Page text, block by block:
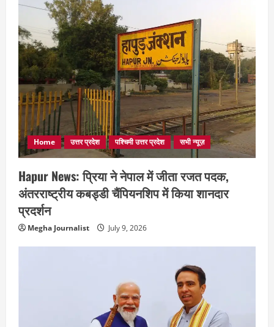
Home उत्तर प्रदेश पश्चिमी उत्तर प्रदेश सभी न्यूज़
Hapur News: प्रिया ने नेपाल में जीता रजत पदक,
अंतरराष्ट्रीय कबड्डी चैंपियनशिप में किया शानदार
प्रदर्शन
Megha Journalist July 9, 2026